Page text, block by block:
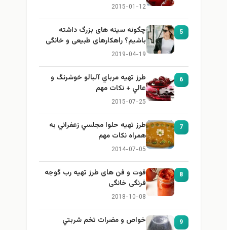
2015-01-12
5
چگونه سینه های بزرگ داشته
باشیم؟ راهکارهای طبیعی و خانگی
برای بزرگ کردن سینه
2019-04-19
6
طرز تهيه مرباي آلبالو خوشرنگ و
عالي + نكات مهم
2015-07-25
7
طرز تهيه حلوا مجلسي زعفراني به
همراه نكات مهم
2014-07-05
8
فوت و فن های طرز تهیه رب گوجه
فرنگی خانگی
2018-10-08
9 خواص و مضرات تخم شربتي